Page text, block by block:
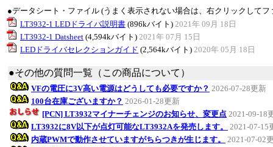
●データシート・ファイル (うまく表示されない場合は、右クリックして
LT3932-1 LEDドライバ説明書 (896kバイト) 2021年 09月 18日
LT3932-1 Datsheet (4,594kバイト) 2021年 07月 15日
LEDドライバセレクションガイド (2,564kバイト) 2020年 05月 18日
●その他の質問一覧（この商品について）
VFの電圧に3V高い電源はどうしても必要ですか？ 2026-07-28更新
100台在庫ございますか？ 2026-01-28更新
[PCN] LT3932マイナーチェンジのお知らせ、変更点 2021-09-18
LT3932に8V以下が点灯可能なLT3932Aを発売します。
2021-07-15
内蔵PWMで動作させていますがちらつきが生じます。
2021-07-02